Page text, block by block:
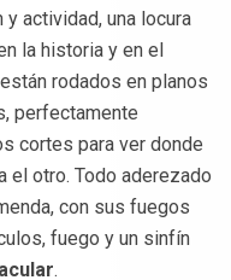
y actividad, una locura
la historia y en el
rodados en planos
perfectamente
cortes para ver donde
el otro. Todo aderezado
con sus fuegos
fuego y un sinfín
.